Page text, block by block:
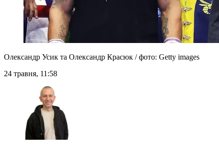
Олександр Усик та Олександр Красюк / фото: Getty images
24 травня, 11:58